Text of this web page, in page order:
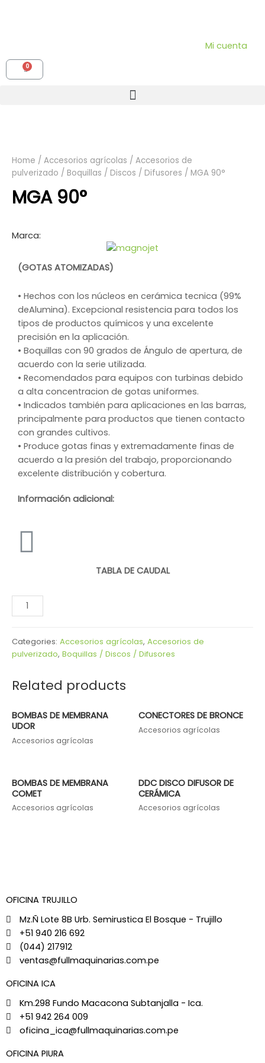
Mi cuenta
Home / Accesorios agrícolas / Accesorios de
pulverizado / Boquillas / Discos / Difusores / MGA 90°
MGA 90°
Marca:
(GOTAS ATOMIZADAS)
• Hechos con los núcleos en cerámica tecnica (99%
deAlumina). Excepcional resistencia para todos los
tipos de productos químicos y una excelente
precisión en la aplicación.
• Boquillas con 90 grados de Ángulo de apertura, de
acuerdo con la serie utilizada.
• Recomendados para equipos con turbinas debido
a alta concentracion de gotas uniformes.
• Indicados también para aplicaciones en las barras,
principalmente para productos que tienen contacto
con grandes cultivos.
• Produce gotas finas y extremadamente finas de
acuerdo a la presión del trabajo, proporcionando
excelente distribución y cobertura.
Información adicional:
TABLA DE CAUDAL
Categories: Accesorios agrícolas, Accesorios de
pulverizado, Boquillas / Discos / Difusores
Related products
BOMBAS DE MEMBRANA
UDOR
Accesorios agrícolas
CONECTORES DE BRONCE
Accesorios agrícolas
BOMBAS DE MEMBRANA
COMET
Accesorios agrícolas
DDC DISCO DIFUSOR DE
CERÁMICA
Accesorios agrícolas
OFICINA TRUJILLO
Mz.Ñ Lote 8B Urb. Semirustica El Bosque - Trujillo
+51 940 216 692
(044) 217912
ventas@fullmaquinarias.com.pe
OFICINA ICA
Km.298 Fundo Macacona Subtanjalla - Ica.
+51 942 264 009
oficina_ica@fullmaquinarias.com.pe
OFICINA PIURA